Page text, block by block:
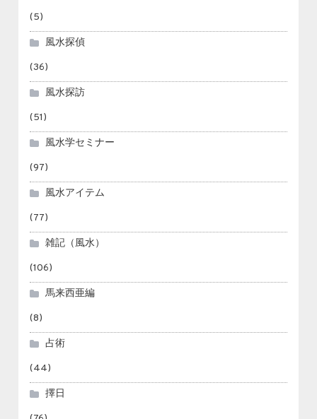
(5)
風水探偵
(36)
風水探訪
(51)
風水学セミナー
(97)
風水アイテム
(77)
雑記（風水）
(106)
馬来西亜編
(8)
占術
(44)
擇日